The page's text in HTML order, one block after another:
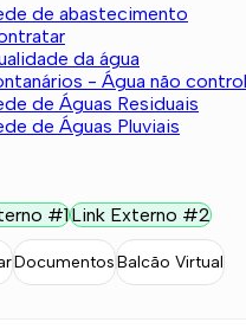
de abastecimento
da água
- Água não
de Águas Residuais
de Águas Pluviais
#1Link Externo #2
DocumentosBalcão Virtual